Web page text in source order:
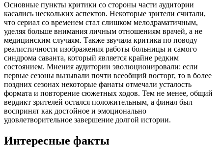
Основные пункты критики со стороны части аудитории
касались нескольких аспектов. Некоторые зрители считали,
что сериал со временем стал слишком мелодраматичным,
уделяя больше внимания личным отношениям врачей, а не
медицинским случаям. Также звучала критика по поводу
реалистичности изображения работы больницы и самого
синдрома саванта, который является крайне редким
состоянием. Мнения аудитории эволюционировали: если
первые сезоны вызывали почти всеобщий восторг, то в более
поздних сезонах некоторые фанаты отмечали усталость
формата и повторение сюжетных ходов. Тем не менее, общий
вердикт зрителей остался положительным, а финал был
воспринят как достойное и эмоционально
удовлетворительное завершение долгой истории.
Интересные факты